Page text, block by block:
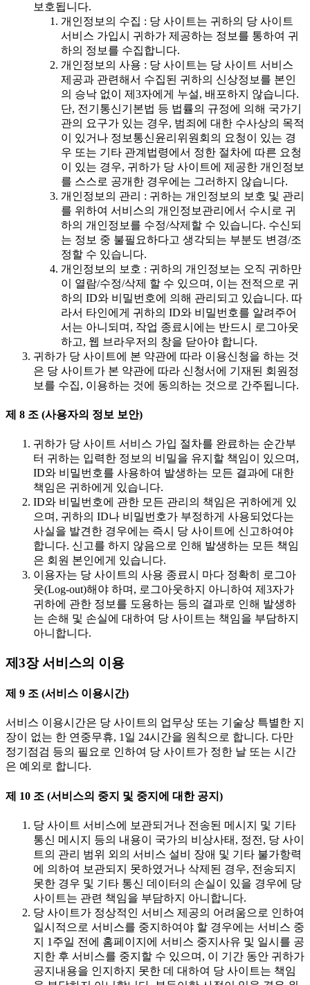
보호됩니다.
개인정보의 수집 : 당 사이트는 귀하의 당 사이트
서비스 가입시 귀하가 제공하는 정보를 통하여 귀
하의 정보를 수집합니다.
개인정보의 사용 : 당 사이트는 당 사이트 서비스
제공과 관련해서 수집된 귀하의 신상정보를 본인
의 승낙 없이 제3자에게 누설, 배포하지 않습니다.
단, 전기통신기본법 등 법률의 규정에 의해 국가기
관의 요구가 있는 경우, 범죄에 대한 수사상의 목적
이 있거나 정보통신윤리위원회의 요청이 있는 경
우 또는 기타 관계법령에서 정한 절차에 따른 요청
이 있는 경우, 귀하가 당 사이트에 제공한 개인정보
를 스스로 공개한 경우에는 그러하지 않습니다.
개인정보의 관리 : 귀하는 개인정보의 보호 및 관리
를 위하여 서비스의 개인정보관리에서 수시로 귀
하의 개인정보를 수정/삭제할 수 있습니다. 수신되
는 정보 중 불필요하다고 생각되는 부분도 변경/조
정할 수 있습니다.
개인정보의 보호 : 귀하의 개인정보는 오직 귀하만
이 열람/수정/삭제 할 수 있으며, 이는 전적으로 귀
하의 ID와 비밀번호에 의해 관리되고 있습니다. 따
라서 타인에게 귀하의 ID와 비밀번호를 알려주어
서는 아니되며, 작업 종료시에는 반드시 로그아웃
하고, 웹 브라우저의 창을 닫아야 합니다.
귀하가 당 사이트에 본 약관에 따라 이용신청을 하는 것
은 당 사이트가 본 약관에 따라 신청서에 기재된 회원정
보를 수집, 이용하는 것에 동의하는 것으로 간주됩니다.
제 8 조 (사용자의 정보 보안)
귀하가 당 사이트 서비스 가입 절차를 완료하는 순간부
터 귀하는 입력한 정보의 비밀을 유지할 책임이 있으며,
ID와 비밀번호를 사용하여 발생하는 모든 결과에 대한
책임은 귀하에게 있습니다.
ID와 비밀번호에 관한 모든 관리의 책임은 귀하에게 있
으며, 귀하의 ID나 비밀번호가 부정하게 사용되었다는
사실을 발견한 경우에는 즉시 당 사이트에 신고하여야
합니다. 신고를 하지 않음으로 인해 발생하는 모든 책임
은 회원 본인에게 있습니다.
이용자는 당 사이트의 사용 종료시 마다 정확히 로그아
웃(Log-out)해야 하며, 로그아웃하지 아니하여 제3자가
귀하에 관한 정보를 도용하는 등의 결과로 인해 발생하
는 손해 및 손실에 대하여 당 사이트는 책임을 부담하지
아니합니다.
제3장 서비스의 이용
제 9 조 (서비스 이용시간)
서비스 이용시간은 당 사이트의 업무상 또는 기술상 특별한 지
장이 없는 한 연중무휴, 1일 24시간을 원칙으로 합니다. 다만
정기점검 등의 필요로 인하여 당 사이트가 정한 날 또는 시간
은 예외로 합니다.
제 10 조 (서비스의 중지 및 중지에 대한 공지)
당 사이트 서비스에 보관되거나 전송된 메시지 및 기타
통신 메시지 등의 내용이 국가의 비상사태, 정전, 당 사이
트의 관리 범위 외의 서비스 설비 장애 및 기타 불가항력
에 의하여 보관되지 못하였거나 삭제된 경우, 전송되지
못한 경우 및 기타 통신 데이터의 손실이 있을 경우에 당
사이트는 관련 책임을 부담하지 아니합니다.
당 사이트가 정상적인 서비스 제공의 어려움으로 인하여
일시적으로 서비스를 중지하여야 할 경우에는 서비스 중
지 1주일 전에 홈페이지에 서비스 중지사유 및 일시를 공
지한 후 서비스를 중지할 수 있으며, 이 기간 동안 귀하가
공지내용을 인지하지 못한 데 대하여 당 사이트는 책임